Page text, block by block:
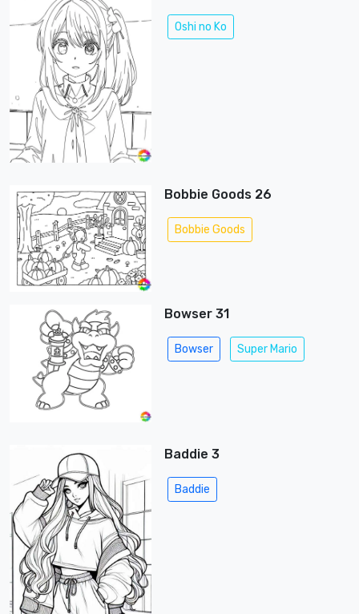
Oshi no Ko
Bobbie Goods 26
Bobbie Goods
Bowser 31
Bowser Super Mario
Baddie 3
Baddie